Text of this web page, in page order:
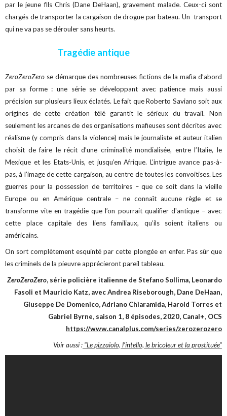
par le jeune fils Chris (Dane DeHaan), gravement malade. Ceux-ci sont
chargés de transporter la cargaison de drogue par bateau. Un transport
qui ne va pas se dérouler sans heurts.
Tragédie antique
ZeroZeroZero se démarque des nombreuses fictions de la mafia d’abord
par sa forme : une série se développant avec patience mais aussi
précision sur plusieurs lieux éclatés. Le fait que Roberto Saviano soit aux
origines de cette création télé garantit le sérieux du travail. Non
seulement les arcanes de des organisations mafieuses sont décrites avec
réalisme (y compris dans la violence) mais le journaliste et auteur italien
choisit de faire le récit d’une criminalité mondialisée, entre l’Italie, le
Mexique et les Etats-Unis, et jusqu’en Afrique. L’intrigue avance pas-à-
pas, à l’image de cette cargaison, au centre de toutes les convoitises. Les
guerres pour la possession de territoires – que ce soit dans la vieille
Europe ou en Amérique centrale – ne connaît aucune règle et se
transforme vite en tragédie que l’on pourrait qualifier d'antique – avec
cette place capitale des liens familiaux, qu’ils soient italiens ou
américains.
On sort complètement esquinté par cette plongée en enfer. Pas sûr que
les criminels de la pieuvre apprécieront pareil tableau.
ZeroZeroZero, série policière italienne de Stefano Sollima, Leonardo
Fasoli et Mauricio Katz, avec Andrea Riseborough, Dane DeHaan,
Giuseppe De Domenico, Adriano Chiaramida, Harold Torres et
Gabriel Byrne, saison 1, 8 épisodes, 2020, Canal+, OCS
https://www.canalplus.com/series/zerozerozero
Voir aussi :"Le pizzaiolo, l’intello, le bricoleur et la prostituée"